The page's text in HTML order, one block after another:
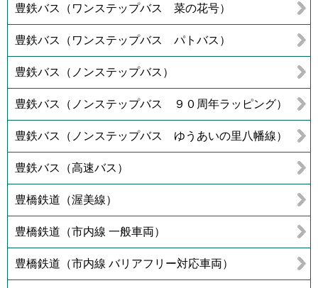
豊鉄バス（ワンステップバス 菜の花号）
豊鉄バス（ワンステップバス パトバス）
豊鉄バス（ノンステップバス）
豊鉄バス（ノンステップバス ９０周年ラッピング）
豊鉄バス（ノンステップバス ゆうあいの里八幡線）
豊鉄バス（高速バス）
豊橋鉄道（渥美線）
豊橋鉄道（市内線 一般車両）
豊橋鉄道（市内線 バリアフリー対応車両）